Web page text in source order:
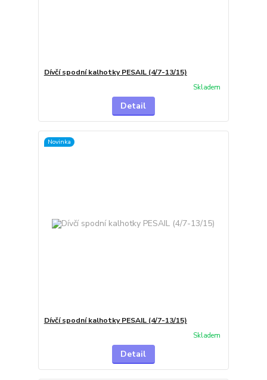
Dívčí spodní kalhotky PESAIL (4/7-13/15)
Skladem
Detail
Novinka
Dívčí spodní kalhotky PESAIL (4/7-13/15)
Skladem
Detail